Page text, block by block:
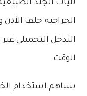
ثنيات الجلد
الجراحية خلف
التدخل التجميلي
الوقت.
يساهم استخدام